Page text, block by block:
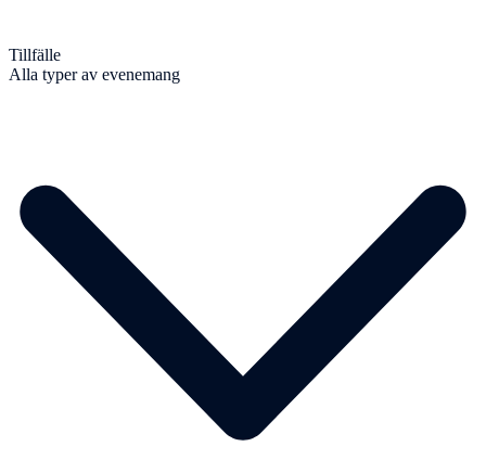
Tillfälle
Alla typer av evenemang